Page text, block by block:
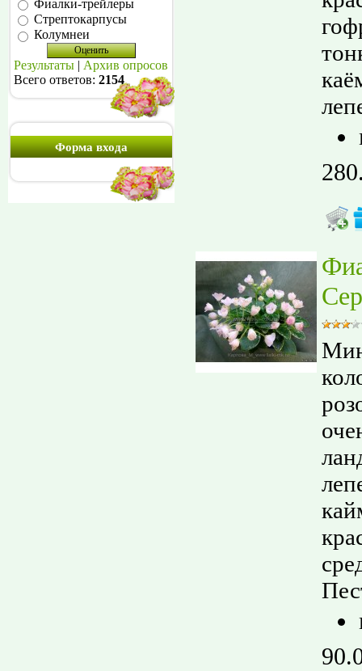
Фиалки-трейлеры
Стрептокарпусы
Колумнеи
Результаты
Архив опросов
Всего ответов: 2154
Форма входа